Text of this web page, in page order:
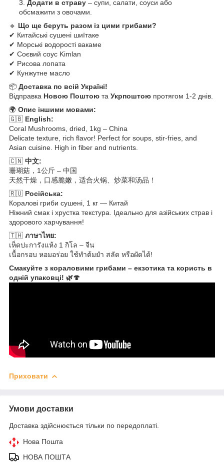
Додати в страву – супи, салати, соуси або
обсмажити з овочами.
🔹 Що ще беруть разом із цими грибами?
✔ Китайські сушені шиїтаке
✔ Морські водорості вакаме
✔ Соєвий соус Kimlan
✔ Рисова лопата
✔ Кунжутне масло
📦 Доставка по всій Україні!
Відправка Новою Поштою та Укрпоштою протягом 1-2 днів.
🌍 Опис іншими мовами:
🇬🇧 English:
Coral Mushrooms, dried, 1kg – China
Delicate texture, rich flavor! Perfect for soups, stir-fries, and
Asian cuisine. High in fiber and nutrients.
🇨🇳 中文:
珊瑚菇，1公斤 – 中国
天然干燥，口感脆嫩，适合火锅、炒菜和汤品！
🇷🇺 Російська:
Коралові гриби сушені, 1 кг — Китай
Ніжний смак і хрустка текстура. Ідеально для азійських страв і
здорового харчування!
🇹🇭 ภาษาไทย:
เห็ดปะการังแห้ง 1 กิโล – จีน
เนื้อกรอบ หอมอร่อย ใช้ทำต้มยำ สลัด หรือผัดได้!
Смакуйте з кораловими грибами – екзотика та користь в
одній упаковці! 🌿🍄
Приховати
Умови доставки
Доставка здійснюється тільки по передоплаті.
Нова Пошта
НОВА ПОШТА